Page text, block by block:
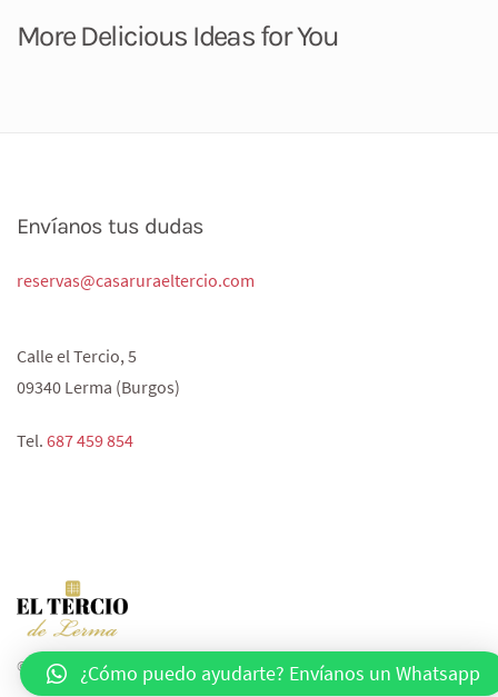
More Delicious Ideas for You
Envíanos tus dudas
reservas@casaruraeltercio.com
Calle el Tercio, 5
09340 Lerma (Burgos)
Tel. 687 459 854‬
© 2020 All rights reserved. Powered byagencia-pop.com.
¿Cómo puedo ayudarte? Envíanos un Whatsapp